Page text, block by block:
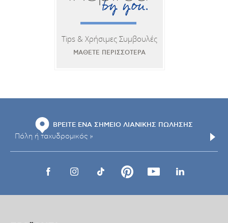
Tips & Χρήσιμες Συμβουλές
ΜΑΘΕΤΕ ΠΕΡΙΣΣΟΤΕΡΑ
ΒΡΕΙΤΕ ΕΝΑ ΣΗΜΕΙΟ ΛΙΑΝΙΚΗΣ ΠΩΛΗΣΗΣ